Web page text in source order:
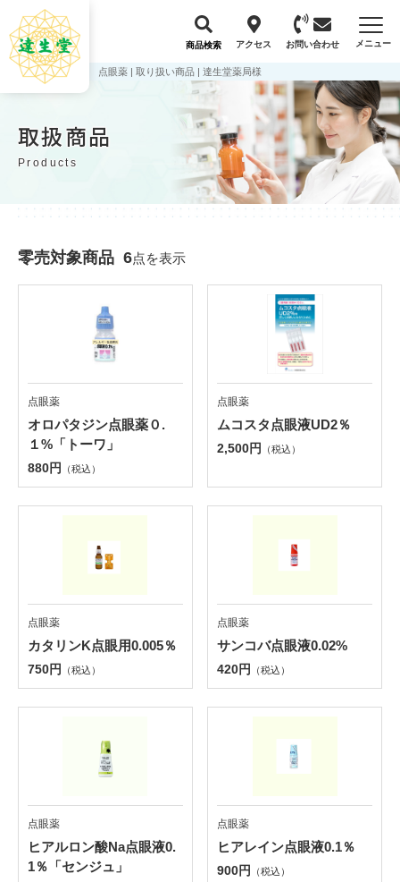
アクセス お問い合わせ メニュー
商品検索
点眼薬 | 取り扱い商品 | 達生堂薬局様
取扱商品
Products
零売対象商品 6点を表示
点眼薬
オロパタジン点眼薬０.
１%「トーワ」
880円 （税込）
点眼薬
ムコスタ点眼液UD2％
2,500円 （税込）
点眼薬
カタリンK点眼用0.005％
750円 （税込）
点眼薬
サンコバ点眼液0.02%
420円 （税込）
点眼薬
ヒアルロン酸Na点眼液0.
1％「センジュ」
点眼薬
ヒアレイン点眼液0.1％
900円 （税込）